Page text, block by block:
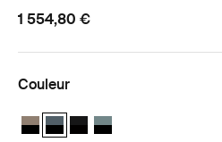
1 554,80 €
Couleur
Thule Urban Glide 3 + pack
Thule Urban Glide 3 + pack
Thule Urban Glide 3 +
Thule Urban Glide 3